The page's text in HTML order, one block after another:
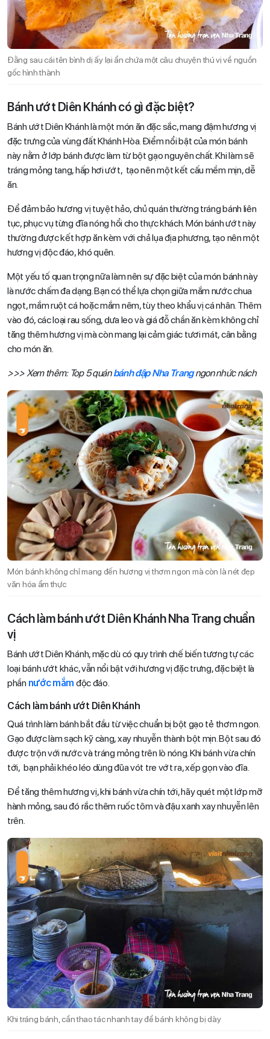
Đằng sau cái tên bình dị ấy lại ẩn chứa một câu chuyện thú vị về nguồn
gốc hình thành
Bánh ướt Diên Khánh có gì đặc biệt?
Bánh ướt Diên Khánh là một món ăn đặc sắc, mang đậm hương vị
đặc trưng của vùng đất Khánh Hòa. Điểm nổi bật của món bánh
này nằm ở lớp bánh được làm từ bột gạo nguyên chất. Khi làm sẽ
tráng mỏng tang, hấp hơi ướt, tạo nên một kết cấu mềm mịn, dễ
ăn.
Để đảm bảo hương vị tuyệt hảo, chủ quán thường tráng bánh liên
tục, phục vụ từng đĩa nóng hổi cho thực khách. Món bánh ướt này
thường được kết hợp ăn kèm với chả lụa địa phương, tạo nên một
hương vị độc đáo, khó quên.
Một yếu tố quan trọng nữa làm nên sự đặc biệt của món bánh này
là nước chấm đa dạng. Bạn có thể lựa chọn giữa mắm nước chua
ngọt, mắm ruột cá hoặc mắm nêm, tùy theo khẩu vị cá nhân. Thêm
vào đó, các loại rau sống, dưa leo và giá đỗ chần ăn kèm không chỉ
tăng thêm hương vị mà còn mang lại cảm giác tươi mát, cân bằng
cho món ăn.
>>> Xem thêm: Top 5 quánbánh đập Nha Trangngon nhức nách
Món bánh không chỉ mang đến hương vị thơm ngon mà còn là nét đẹp
văn hóa ẩm thực
Cách làm bánh ướt Diên Khánh Nha Trang chuẩn
vị
Bánh ướt Diên Khánh, mặc dù có quy trình chế biến tương tự các
loại bánh ướt khác, vẫn nổi bật với hương vị đặc trưng, đặc biệt là
phần nước mắm độc đáo.
Cách làm bánh ướt Diên Khánh
Quá trình làm bánh bắt đầu từ việc chuẩn bị bột gạo tẻ thơm ngon.
Gạo được làm sạch kỹ càng, xay nhuyễn thành bột mịn. Bột sau đó
được trộn với nước và tráng mỏng trên lò nóng. Khi bánh vừa chín
tới, bạn phải khéo léo dùng đũa vót tre vớt ra, xếp gọn vào đĩa.
Để tăng thêm hương vị, khi bánh vừa chín tới, hãy quét một lớp mỡ
hành mỏng, sau đó rắc thêm ruốc tôm và đậu xanh xay nhuyễn lên
trên.
Khi tráng bánh, cần thao tác nhanh tay để bánh không bị dày